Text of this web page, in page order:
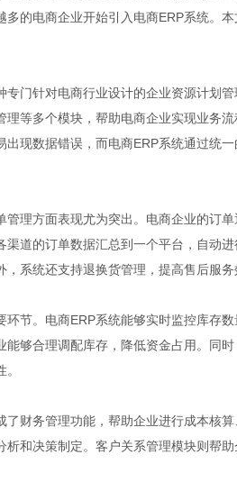
多的电商企业开始引入电商ERP系统。
专门针对电商行业设计的企业资源计划
理等多个模块，帮助电商企业实现业务
出现数据错误，而电商ERP系统通过统
管理方面表现尤为突出。电商企业的订
渠道的订单数据汇总到一个平台，自动
系统还支持退换货管理，提高售后服务
环节。电商ERP系统能够实时监控库存
能够合理调配库存，降低资金占用。同
了财务管理功能，帮助企业进行成本核
析和决策制定。客户关系管理模块则帮